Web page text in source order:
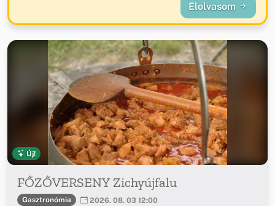
Elolvasom
Új!
FŐZŐVERSENY Zichyújfalu
Gasztronómia 2026. 08. 03 12:00